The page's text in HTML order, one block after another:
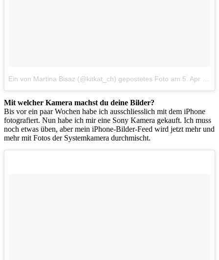
Ein von Martina Bisaz (@kitkat_ch) gepostetes Foto am 5. Apr 2015 um 11:14 Uhr
Mit welcher Kamera machst du deine Bilder?
Bis vor ein paar Wochen habe ich ausschliesslich mit dem iPhone
fotografiert. Nun habe ich mir eine Sony Kamera gekauft. Ich muss
noch etwas üben, aber mein iPhone-Bilder-Feed wird jetzt mehr und
mehr mit Fotos der Systemkamera durchmischt.